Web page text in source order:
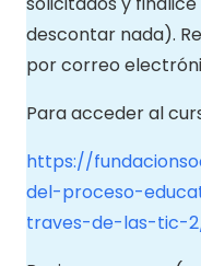
descontar nada).
por correo
Para acceder al
https://
del-proceso-
traves-de-las-tic-